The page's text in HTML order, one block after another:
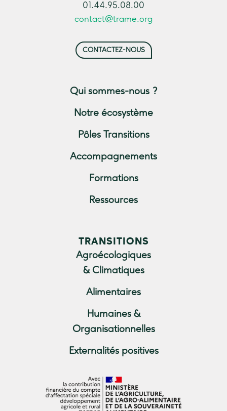
01.44.95.08.00
contact@trame.org
CONTACTEZ-NOUS
Qui sommes-nous ?
Notre écosystème
Pôles Transitions
Accompagnements
Formations
Ressources
TRANSITIONS
Agroécologiques
& Climatiques
Alimentaires
Humaines &
Organisationnelles
Externalités positives